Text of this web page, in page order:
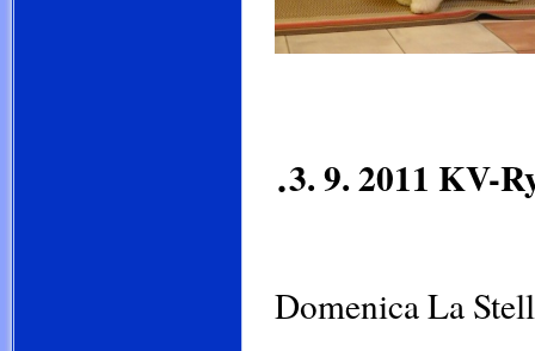
.3. 9. 2011 KV-
Domenica La